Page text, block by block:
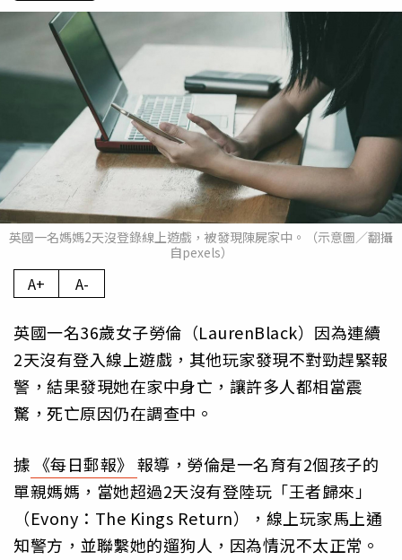
英國一名媽媽2天沒登錄線上遊戲，被發現陳屍家中。（示意圖／翻攝
自pexels）
A+ A-
英國一名36歲女子勞倫（LaurenBlack）因為連續
2天沒有登入線上遊戲，其他玩家發現不對勁趕緊報
警，結果發現她在家中身亡，讓許多人都相當震
驚，死亡原因仍在調查中。
據 《每日郵報》 報導，勞倫是一名育有2個孩子的
單親媽媽，當她超過2天沒有登陸玩「王者歸來」
（Evony：The Kings Return），線上玩家馬上通
知警方，並聯繫她的遛狗人，因為情況不太正常。